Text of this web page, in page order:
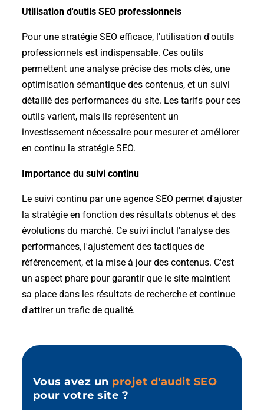
Utilisation d'outils SEO professionnels
Pour une stratégie SEO efficace, l'utilisation d'outils
professionnels est indispensable. Ces outils
permettent une analyse précise des mots clés, une
optimisation sémantique des contenus, et un suivi
détaillé des performances du site. Les tarifs pour ces
outils varient, mais ils représentent un
investissement nécessaire pour mesurer et améliorer
en continu la stratégie SEO.
Importance du suivi continu
Le suivi continu par une agence SEO permet d'ajuster
la stratégie en fonction des résultats obtenus et des
évolutions du marché. Ce suivi inclut l'analyse des
performances, l'ajustement des tactiques de
référencement, et la mise à jour des contenus. C'est
un aspect phare pour garantir que le site maintient
sa place dans les résultats de recherche et continue
d'attirer un trafic de qualité.
Vous avez un projet d'audit SEO
pour votre site ?